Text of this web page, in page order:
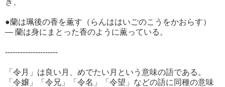
●蘭は珮後の香を薫す（らんははいごのこうをかおらす）
― 蘭は身にまとった香のように薫っている。
---------------------
「令月」は良い月、めでたい月という意味の語である。
「令嬢」「令兄」「令名」「令望」などの語に同種の意味